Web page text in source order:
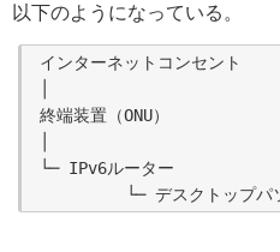
以下のようになっている。
インターネットコンセント
終端装置（ONU）
└─ IPv6ルーター